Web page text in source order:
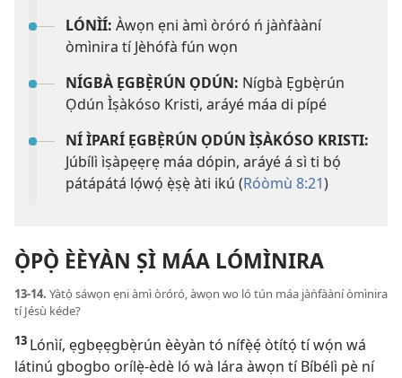
LÓNÌÍ: Àwọn ẹni àmì òróró ń jàǹfààní
òmìnira tí Jèhófà fún wọn
NÍGBÀ ẸGBẸ̀RÚN ỌDÚN: Nígbà Ẹgbẹ̀rún
Ọdún Ìṣàkóso Kristi, aráyé máa di pípé
NÍ ÌPARÍ ẸGBẸ̀RÚN ỌDÚN ÌṢÀKÓSO KRISTI:
Júbílì ìṣàpẹẹrẹ máa dópin, aráyé á sì ti bọ́
pátápátá lọ́wọ́ ẹ̀ṣẹ̀ àti ikú (Róòmù 8:21)
Ọ̀PỌ̀ ÈÈYÀN ṢÌ MÁA LÓMÌNIRA
13-14. Yàtọ̀ sáwọn ẹni àmì òróró, àwọn wo ló tún máa jàǹfààní òmìnira
tí Jésù kéde?
13 Lónìí, ẹgbẹẹgbẹ̀rún èèyàn tó nífẹ̀ẹ́ òtítọ́ tí wọ́n wá
látinú gbogbo orílẹ̀-èdè ló wà lára àwọn tí Bíbélì pè ní